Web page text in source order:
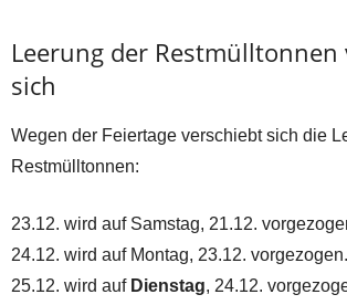
Leerung der Restmülltonnen
sich
Wegen der Feiertage verschiebt sich die
Restmülltonnen:
23.12. wird auf Samstag, 21.12.
24.12. wird auf Montag, 23.12. vorgezogen.
25.12. wird auf Dienstag, 24.12.